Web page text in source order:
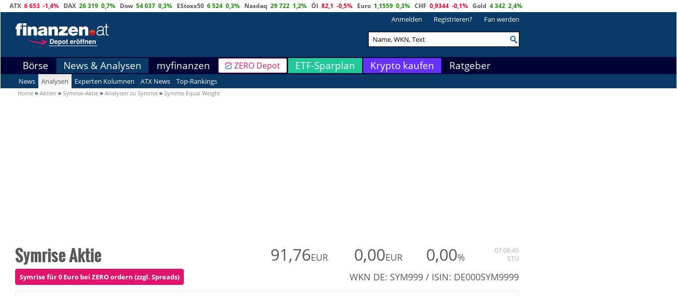
ATX 6 653 -1,4% DAX 26 319 0,7% Dow 54 037 0,3% EStoxx50 6 524 0,3% Nasdaq 29 722 1,2% Öl 82,1 -0,5% Euro 1,1559 0,3% CHF 0,9344 -0,1% Gold 4 342 2,4%
Anmelden Registrieren? Fan werden
Börse News & Analysen myfinanzen ZERO Depot ETF-Sparplan Krypto kaufen Ratgeber
News Analysen Experten Kolumnen ATX News Top-Rankings
Home » Aktien » Symrise-Aktie » Analysen zu Symrise » Symrise Equal Weight
Symrise Aktie 91,76EUR 0,00EUR 0,00%
07:08:45
STU
Symrise für 0 Euro bei ZERO ordern (zzgl. Spreads) WKN DE: SYM999 / ISIN: DE000SYM9999